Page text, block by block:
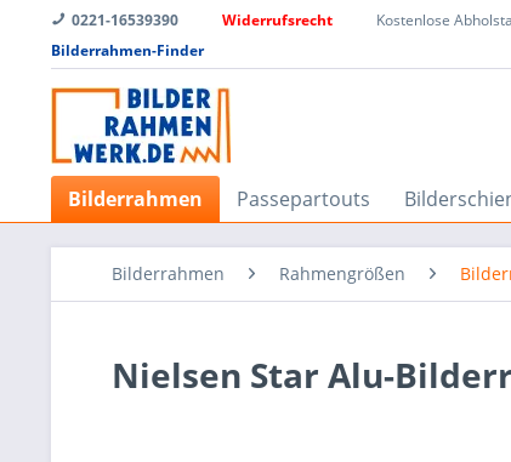
0221-16539390 Widerrufsrecht Kostenlose
Bilderrahmen-Finder
Bilderrahmen Passepartouts
Bilderrahmen Rahmengrößen
Nielsen Star Alu-